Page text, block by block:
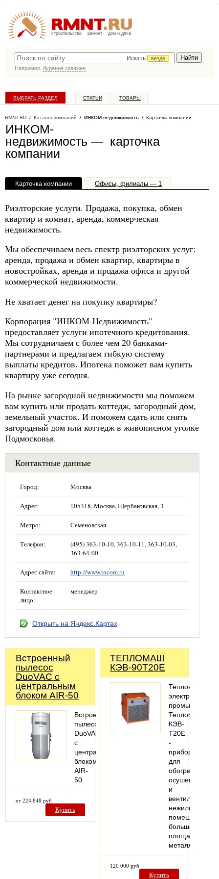
строительство ремонт дом и дача
Искать
везде
Например, бурение скважин
ВЫБРАТЬ РАЗДЕЛ СТАТЬИ ТОВАРЫ
RMNT.RU / Каталог компаний / ИНКОМ-недвижимость / Карточка компании
ИНКОМ-
недвижимость — карточка
компании
Карточка компании Офисы, филиалы — 1
Риэлторские услуги. Продажа, покупка, обмен
квартир и комнат, аренда, коммерческая
недвижимость.
Мы обеспечиваем весь спектр риэлторских услуг:
аренда, продажа и обмен квартир, квартиры в
новостройках, аренда и продажа офиса и другой
коммерческой недвижимости.
Не хватает денег на покупку квартиры?
Корпорация "ИНКОМ-Недвижимость"
предоставляет услуги ипотечного кредитования.
Мы сотрудничаем с более чем 20 банками-
партнерами и предлагаем гибкую систему
выплаты кредитов. Ипотека поможет вам купить
квартиру уже сегодня.
На рынке загородной недвижимости мы поможем
вам купить или продать коттедж, загородный дом,
земельный участок. И поможем сдать или снять
загородный дом или коттедж в живописном уголке
Подмосковья.
Контактные данные
Город: Москва
Адрес: 105318, Москва, Щербаковская, 3
Метро: Семеновская
Телефон:
(495) 363-10-10, 363-10-11, 363-10-03,
363-64-00
Адрес сайта: http://www.incom.ru
Контактное
лицо:
менеджер
Открыть на Яндекс.Картах
Встроенный
пылесос
DuoVAC с
центральным
блоком AIR-50
Встроенный
пылесос
DuoVAC
с
центральным
блоком
AIR-
50.
от 224 848 руб
Купить
ТЕПЛОМАШ
КЭВ-90Т20Е
электрический
Тепломаш
КЭВ-
Т20E
-
прибор
для
обогрева,
осушения
и
вентиляции
нежилых
помещений
большой
площади,
120 000 руб
Купить